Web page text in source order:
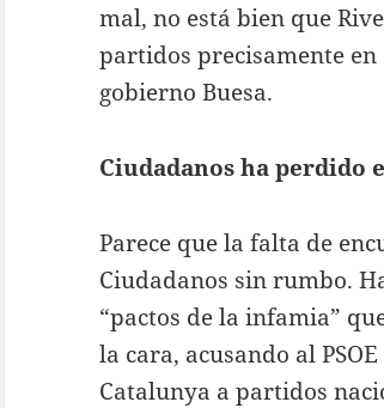
mal, no está bien que
partidos precisamente
gobierno Buesa.
Ciudadanos ha perdido
Parece que la falta de
Ciudadanos sin rumbo.
“pactos de la infamia”
la cara, acusando al
Catalunya a partidos